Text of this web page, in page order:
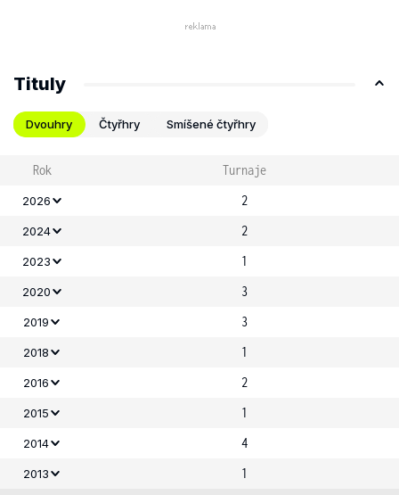
Tituly
Dvouhry Čtyřhry Smíšené čtyřhry
Rok Turnaje
2026 2
2024 2
2023 1
2020 3
2019 3
2018 1
2016 2
2015 1
2014 4
2013
1